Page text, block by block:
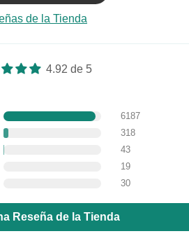
de la Tienda
4.92 de 5
6187
318
43
19
30
Reseña de la Tienda
y ahorra
se registren en su lista de correo
u ofertas exclusivas.